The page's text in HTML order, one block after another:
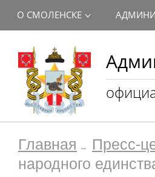
О СМОЛЕНСКЕ
Главная Пресс-
народного